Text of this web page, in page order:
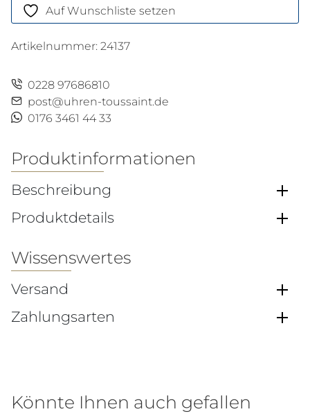
Auf Wunschliste setzen
Artikelnummer: 24137
0228 97686810
post@uhren-toussaint.de
0176 3461 44 33
Produktinformationen
Beschreibung
Produktdetails
Wissenswertes
Versand
Zahlungsarten
Könnte Ihnen auch gefallen